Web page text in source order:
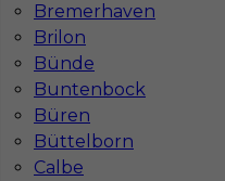
Bremerhaven
Brilon
Bünde
Buntenbock
Büren
Büttelborn
Calbe